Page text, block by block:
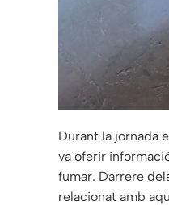
Durant la jornada
va oferir
fumar. Darrere
relacionat amb